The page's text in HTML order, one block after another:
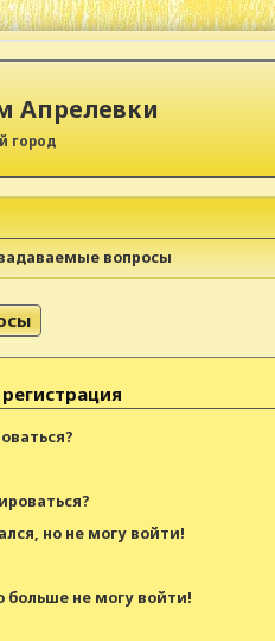
Апрелевки
город
вопросы
но не могу войти!
больше не могу войти!